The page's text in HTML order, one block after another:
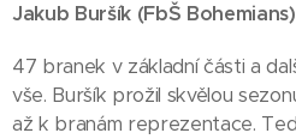
Jakub Buršík (FbŠ Bohemians)
47 branek v základní části a
vše. Buršík prožil skvělou
až k branám reprezentace.